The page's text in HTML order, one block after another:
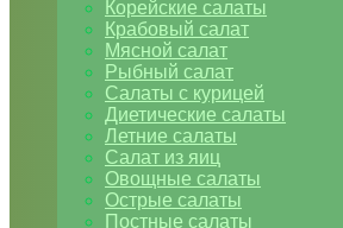
Корейские салаты
Крабовый салат
Мясной салат
Рыбный салат
Салаты с курицей
Диетические салаты
Летние салаты
Салат из яиц
Овощные салаты
Острые салаты
Постные салаты